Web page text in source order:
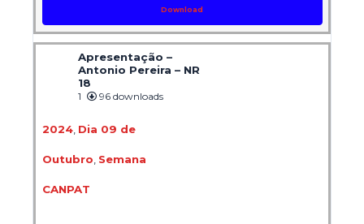
Download
Apresentação –
Antonio Pereira – NR
18
1 96 downloads
2024, Dia 09 de
Outubro Semana
CANPAT